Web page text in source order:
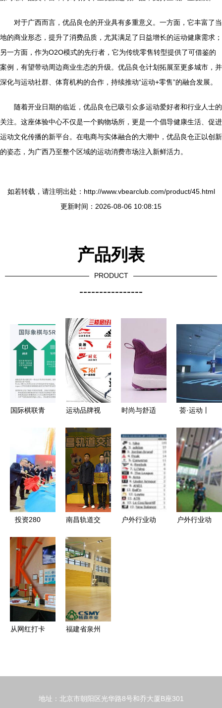
对于广西而言，优品良仓的开业具有多重意义。一方面，它丰富了当
地的商业形态，提升了消费品质，尤其满足了日益增长的运动健康需求；
另一方面，作为O2O模式的先行者，它为传统零售转型提供了可借鉴的
案例，有望带动周边商业生态的升级。优品良仓计划拓展至更多城市，并
深化与运动社群、体育机构的合作，持续推动“运动+零售”的融合发展。
随着开业日期的临近，优品良仓已吸引众多运动爱好者和行业人士的
关注。这座体验中心不仅是一个购物场所，更是一个倡导健康生活、促进
运动文化传播的新平台。在电商与实体融合的大潮中，优品良仓正以创新
的姿态，为广西乃至整个区域的运动消费市场注入新鲜活力。
如若转载，请注明出处：http://www.vbearclub.com/product/45.html
更新时间：2026-08-06 10:08:15
产品列表
PRODUCT
----------------
国际棋联青
棋如何助力
孩子智力开
发与潜能发
掘
运动品牌视
动项目经营
的双轮驱动
战略
时尚与舒适
健步鞋加盟
开启银发经
济新蓝海，
圆您创业梦
想
荟·运动丨
时，钱投·
钱唐健身工
场 打造全
民健身新地
标，积极助
力运动热潮
投资280
启动全岛开
发，打造世
界级心动坐
标与运动天
堂
南昌轨道交
职工运动会
圆满结束
运动项目经
营显活力，
企业文化谱
新篇
户外行业动
户外行业动
从网红打卡
福建省泉州
运动项目经
地址：北京市朝阳区光华路8号和乔大厦B座301